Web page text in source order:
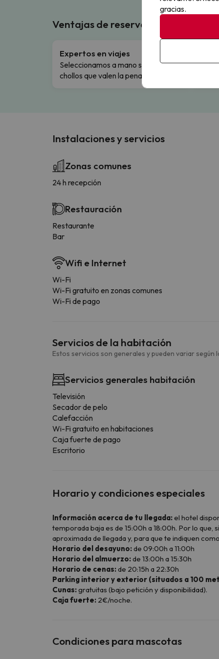
Ventajas de reservar en
Expertos en viajes
Seleccionamos a mano solo los
chollos que valen la pena.
Instalaciones y servicios
Zonas comunes
24 h recepción
Restauración
Restaurante
Bar
Wifi e Internet
Wi-Fi
Wi-Fi gratuito en zonas comunes
Wi-Fi de pago
Servicios de la habitación
Estos servicios son generales y pueden variar según
Servicios generales habitación
Televisión
Secador de pelo
Calefacción
Wi-Fi gratuito en habitaciones
Caja fuerte de pago
Escritorio
Horario y condiciones especiales
Información acerca de tu llegada:el hotel
temporada baja es de 15:00h a 18:00h. Por lo
aproximada de llegada y, para que te indiquen
Horario del desayuno:de 09:00h a 11:00h
Horario del almuerzo:de 13:00h a 15:30h
Horario de cenas:de 20:15h a 22:30h
Parking interior y exterior (situados a 100
Cunas:gratuitas (bajo petición y disponibilidad).
Caja fuerte: 2€/noche.
Condiciones para mascotas
gracias.